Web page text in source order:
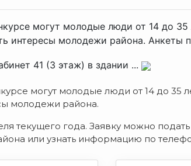
могут молодые люди от 14 до
интересы молодежи района. Анкеты
41 (3 этаж) в здании ...
могут молодые люди от 14 до 35
молодежи района.
текущего года. Заявку можно подать
или узнать информацию по